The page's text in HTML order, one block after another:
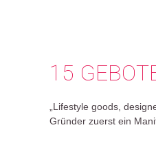
15
„Lifestyle goods,
Gründer zuerst ein